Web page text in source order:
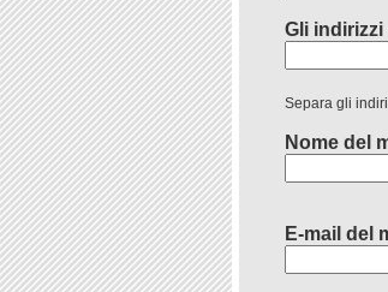
Gli indirizzi
Separa gli
Nome del
E-mail del